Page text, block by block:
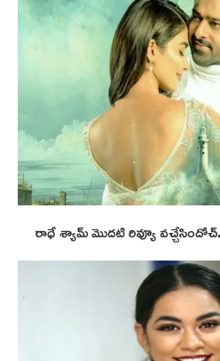
రాధే శ్యామ్ మొదటి రివ్యూ